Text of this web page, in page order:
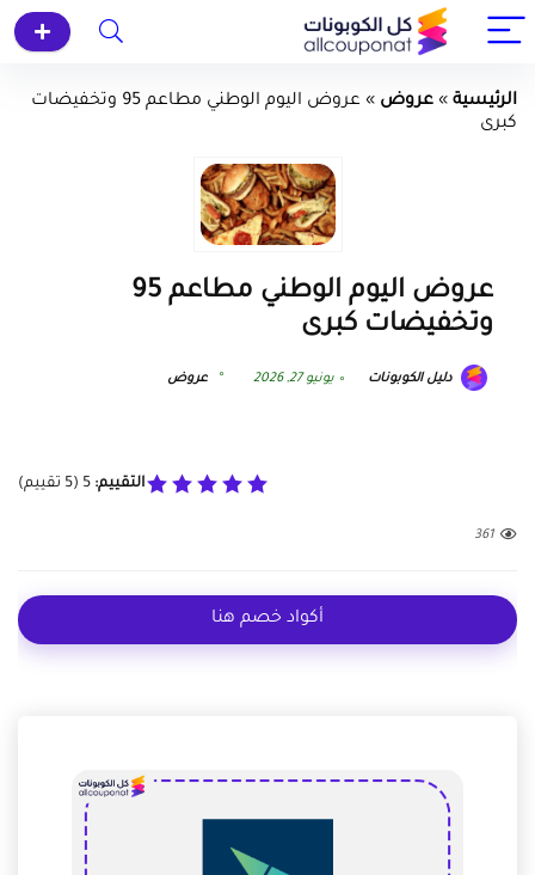
الرئيسية » عروض »
عروض اليوم الوطني مطاعم 95 وتخفيضات
كبرى
عروض اليوم الوطني مطاعم 95
وتخفيضات كبرى
دليل الكوبونات يونيو 27, 2026 عروض
التقييم: 5
(
5 تقييم)
361
أكواد خصم هنا